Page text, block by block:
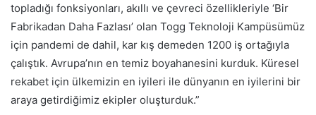
topladığı fonksiyonları, akıllı ve çevreci özellikleriyle ‘Bir
Fabrikadan Daha Fazlası’ olan Togg Teknoloji Kampüsümüz
için pandemi de dahil, kar kış demeden 1200 iş ortağıyla
çalıştık. Avrupa’nın en temiz boyahanesini kurduk. Küresel
rekabet için ülkemizin en iyileri ile dünyanın en iyilerini bir
araya getirdiğimiz ekipler oluşturduk.”